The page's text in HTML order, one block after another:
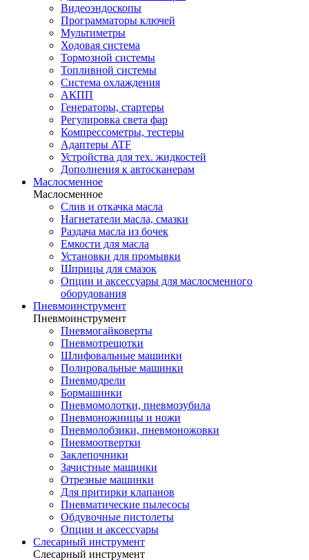
Видеоэндоскопы
Программаторы ключей
Мультиметры
Ходовая система
Тормозной системы
Топливной системы
Система охлаждения
АКПП
Генераторы, стартеры
Регулировка света фар
Компрессометры, тестеры
Адаптеры ATF
Устройства для тех. жидкостей
Дополнения к автосканерам
Маслосменное
Маслосменное
Слив и откачка масла
Нагнетатели масла, смазки
Раздача масла из бочек
Емкости для масла
Установки для промывки
Шприцы для смазок
Опции и аксессуары для маслосменного
оборудования
Пневмоинструмент
Пневмоинструмент
Пневмогайковерты
Пневмотрещотки
Шлифовальные машинки
Полировальные машинки
Пневмодрели
Бормашинки
Пневмомолотки, пневмозубила
Пневмоножницы и ножи
Пневмолобзики, пневмоножовки
Пневмоотвертки
Заклепочники
Зачистные машинки
Отрезные машинки
Для притирки клапанов
Пневматические пылесосы
Обдувочные пистолеты
Опции и аксессуары
Слесарный инструмент
Слесарный инструмент